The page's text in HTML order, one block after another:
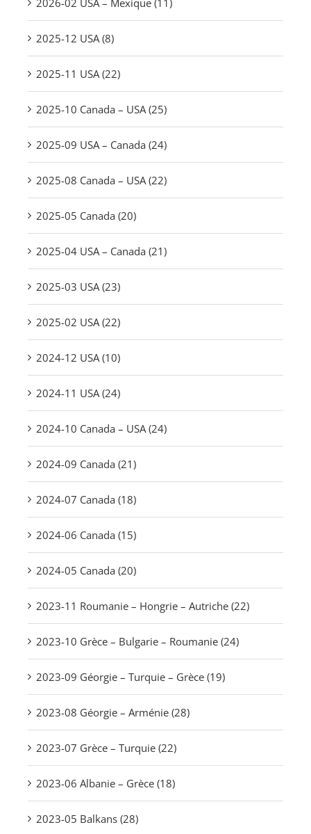
2026-02 USA – Mexique (11)
2025-12 USA (8)
2025-11 USA (22)
2025-10 Canada – USA (25)
2025-09 USA – Canada (24)
2025-08 Canada – USA (22)
2025-05 Canada (20)
2025-04 USA – Canada (21)
2025-03 USA (23)
2025-02 USA (22)
2024-12 USA (10)
2024-11 USA (24)
2024-10 Canada – USA (24)
2024-09 Canada (21)
2024-07 Canada (18)
2024-06 Canada (15)
2024-05 Canada (20)
2023-11 Roumanie – Hongrie – Autriche (22)
2023-10 Grèce – Bulgarie – Roumanie (24)
2023-09 Géorgie – Turquie – Grèce (19)
2023-08 Géorgie – Arménie (28)
2023-07 Grèce – Turquie (22)
2023-06 Albanie – Grèce (18)
2023-05 Balkans (28)